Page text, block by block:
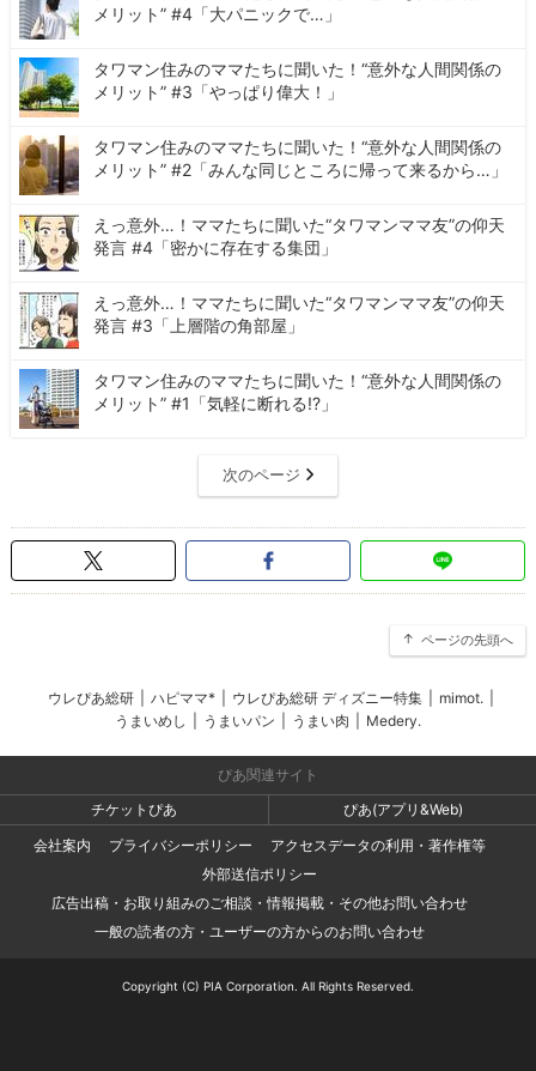
メリット” #4「大パニックで…」
タワマン住みのママたちに聞いた！“意外な人間関係の
メリット” #3「やっぱり偉大！」
タワマン住みのママたちに聞いた！“意外な人間関係の
メリット” #2「みんな同じところに帰って来るから…」
えっ意外…！ママたちに聞いた“タワマンママ友”の仰天
発言 #4「密かに存在する集団」
えっ意外…！ママたちに聞いた“タワマンママ友”の仰天
発言 #3「上層階の角部屋」
タワマン住みのママたちに聞いた！“意外な人間関係の
メリット” #1「気軽に断れる!?」
次のページ
ページの先頭へ
ウレぴあ総研 ハピママ* ウレぴあ総研 ディズニー特集 mimot.
うまいめし
うまいパン うまい肉 Medery.
ぴあ関連サイト
チケットぴあ
ぴあ(アプリ&Web)
会社案内
プライバシーポリシー
アクセスデータの利用・著作権等
外部送信ポリシー
広告出稿・お取り組みのご相談・情報掲載・その他お問い合わせ
一般の読者の方・ユーザーの方からのお問い合わせ
Copyright (C) PIA Corporation. All Rights Reserved.